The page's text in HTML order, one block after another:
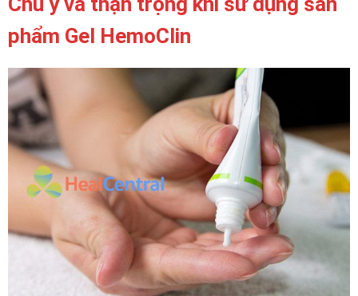
phẩm Gel HemoClin